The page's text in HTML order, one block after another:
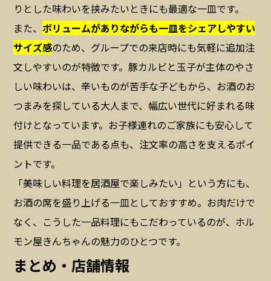
りとした味わいを挟みたいときにも最適な一皿です。
また、ボリュームがありながらも一皿をシェアしやすい
サイズ感のため、グループでの来店時にも気軽に追加注
文しやすいのが特徴です。豚カルビと玉子が主体のやさ
しい味わいは、辛いものが苦手な子どもから、お酒のお
つまみを探している大人まで、幅広い世代に好まれる味
付けとなっています。お子様連れのご家族にも安心して
提供できる一品である点も、注文率の高さを支えるポイ
ントです。
「美味しい料理を居酒屋で楽しみたい」という方にも、
お酒の席を盛り上げる一皿としておすすめ。お肉だけで
なく、こうした一品料理にもこだわっているのが、ホル
モン屋きんちゃんの魅力のひとつです。
まとめ・店舗情報